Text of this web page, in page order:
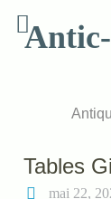
content
Tables
mai 22,